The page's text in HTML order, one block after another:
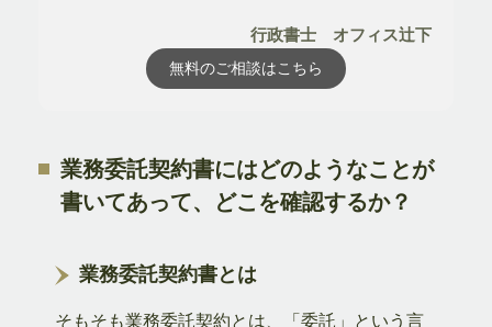
行政書士 オフィス辻下
無料のご相談はこちら
業務委託契約書にはどのようなことが
書いてあって、どこを確認するか？
業務委託契約書とは
そもそも業務委託契約とは、「委託」という言